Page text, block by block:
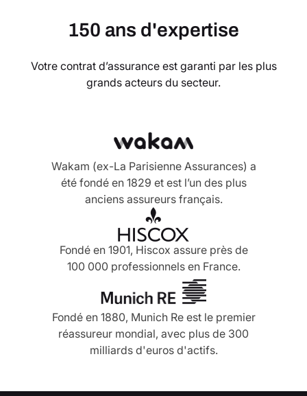
150 ans d'expertise
Votre contrat d’assurance est garanti par les plus
grands acteurs du secteur.
Wakam (ex-La Parisienne Assurances) a
été fondé en 1829 et est l’un des plus
anciens assureurs français.
Fondé en 1901, Hiscox assure près de
100 000 professionnels en France.
Fondé en 1880, Munich Re est le premier
réassureur mondial, avec plus de 300
milliards d'euros d'actifs.